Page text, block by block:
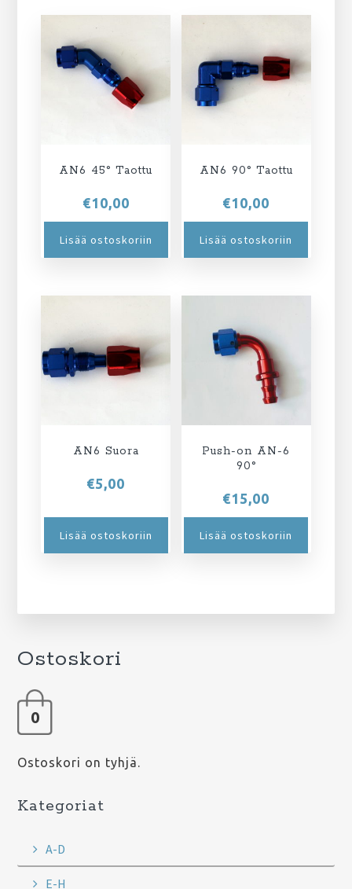
AN6 45° Taottu
€10,00
Lisää ostoskoriin
AN6 90° Taottu
€10,00
Lisää ostoskoriin
AN6 Suora
€5,00
Lisää ostoskoriin
Push-on AN-6
90°
€15,00
Lisää ostoskoriin
Ostoskori
0
Ostoskori on tyhjä.
Kategoriat
A-D
E-H